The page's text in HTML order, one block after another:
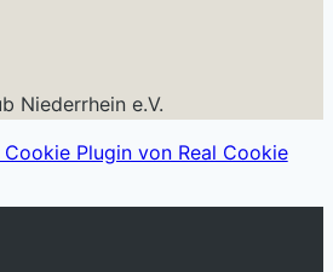
Niederrhein e.V.
Cookie Plugin von Real Cookie